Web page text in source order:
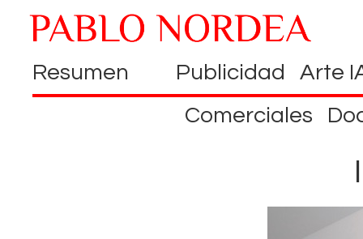
Resumen Publicidad
Arte
Comerciales